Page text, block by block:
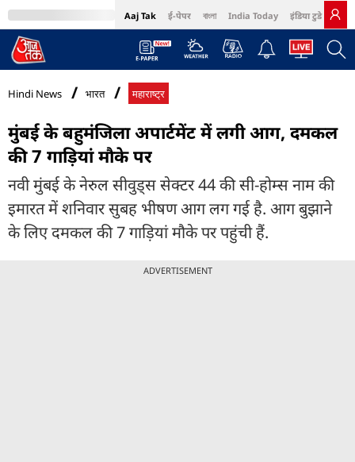
Aaj Tak ई-पेपर বাংলা India Today इंडिया टुडे हिंदी
MumbaiTak Cosmopolitan Harper's Bazaar Northeast
Hindi News भारत महाराष्ट्र
मुंबई के बहुमंजिला अपार्टमेंट में लगी आग, दमकल
की 7 गाड़ियां मौके पर
नवी मुंबई के नेरुल सीवुड्स सेक्टर 44 की सी-होम्स नाम की
इमारत में शनिवार सुबह भीषण आग लग गई है. आग बुझाने
के लिए दमकल की 7 गाड़ियां मौके पर पहुंची हैं.
ADVERTISEMENT